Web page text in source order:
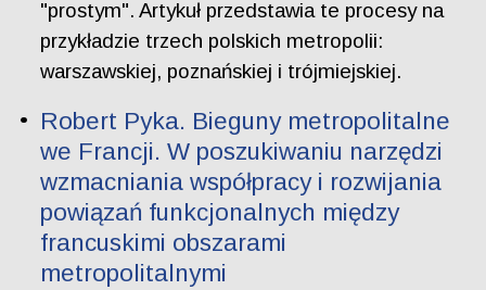
"prostym". Artykuł przedstawia te procesy na
przykładzie trzech polskich metropolii:
warszawskiej, poznańskiej i trójmiejskiej.
Robert Pyka. Bieguny metropolitalne
we Francji. W poszukiwaniu narzędzi
wzmacniania współpracy i rozwijania
powiązań funkcjonalnych między
francuskimi obszarami
metropolitalnymi